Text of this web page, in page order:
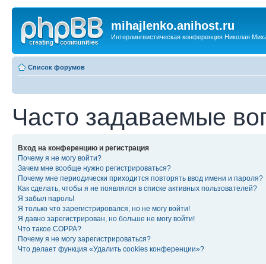
mihajlenko.anihost.ru
Интерлингвистическая конференция Николая
Список форумов
Часто задаваемые
Вход на конференцию и регистрация
Почему я не могу войти?
Зачем мне вообще нужно регистрироваться?
Почему мне периодически приходится повторять ввод имени и пароля?
Как сделать, чтобы я не появлялся в списке активных пользователей?
Я забыл пароль!
Я только что зарегистрировался, но не могу войти!
Я давно зарегистрирован, но больше не могу войти!
Что такое COPPA?
Почему я не могу зарегистрироваться?
Что делает функция «Удалить cookies конференции»?